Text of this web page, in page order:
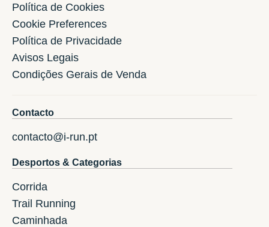
Política de Cookies
Cookie Preferences
Política de Privacidade
Avisos Legais
Condições Gerais de Venda
Contacto
contacto@i-run.pt
Desportos & Categorias
Corrida
Trail Running
Caminhada